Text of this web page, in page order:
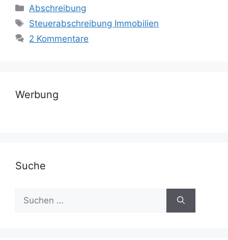
Kategorien
Abschreibung
Schlagwörter
Steuerabschreibung Immobilien
2 Kommentare
Werbung
Suche
nach: